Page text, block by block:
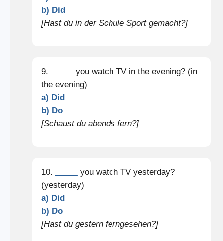
b) Did
[Hast du in der Schule Sport gemacht?]
9.
you watch TV in the evening? (in
the evening)
a) Did
b) Do
[Schaust du abends fern?]
10.
you watch TV yesterday?
(yesterday)
a) Did
b) Do
[Hast du gestern ferngesehen?]